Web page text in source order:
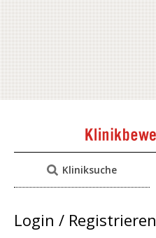
Kliniksuche
Login / Registrieren